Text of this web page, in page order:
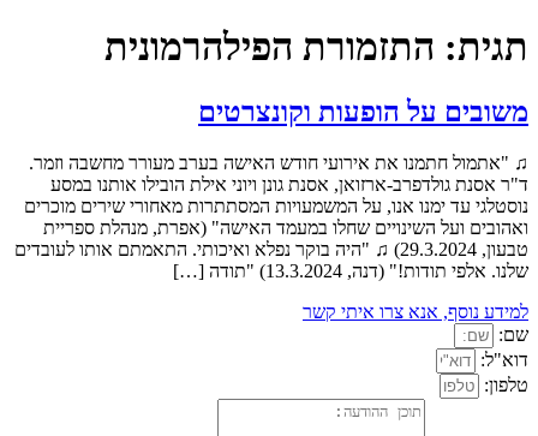
תגית: התזמורת הפילהרמונית
משובים על הופעות וקונצרטים
♫ "אתמול חתמנו את אירועי חודש האישה בערב מעורר מחשבה וזמר.
ד"ר אסנת גולדפרב-ארזואן, אסנת גונן ויוני אילת הובילו אותנו במסע
נוסטלגי עד ימנו אנו, על המשמעויות המסתתרות מאחורי שירים מוכרים
ואהובים ועל השינויים שחלו במעמד האישה" (אפרת, מנהלת ספריית
טבעון, 29.3.2024) ♫ "היה בוקר נפלא ואיכותי. התאמתם אותו לעובדים
שלנו. אלפי תודות!" (דנה, 13.3.2024) "תודה […]
למידע נוסף, אנא צרו איתי קשר
שם:
דוא"ל:
טלפון: